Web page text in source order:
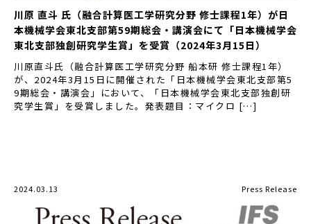
川原 直斗 氏（融合計算医工学研究分野 修士課程1年）が日
本機械学会東北支部第59期総会・講演会にて「日本機械学会
東北支部独創研究学生賞」を受賞（2024年3月15日）
川原直斗氏（融合計算医工学研究分野 船本研 修士課程1年）
が、2024年3月15日に開催された「日本機械学会東北支部第5
9期総会・講演会」において、「日本機械学会東北支部独創研
究学生賞」を受賞しました。発表題目：マイクロ […]
2024.03.13 Press Release